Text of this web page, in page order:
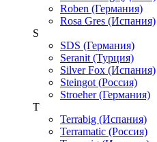
Roben (Германия)
Rosa Gres (Испания)
S
SDS (Германия)
Seranit (Турция)
Silver Fox (Испания)
Steingot (Россия)
Stroeher (Германия)
T
Terrabig (Испания)
Terramatic (Россия)